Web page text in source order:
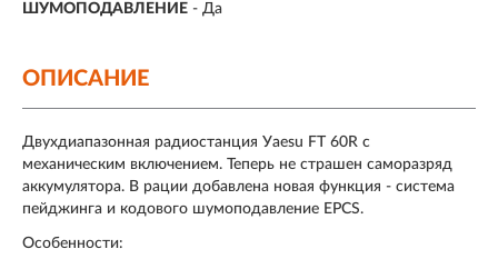
ШУМОПОДАВЛЕНИЕ - Да
ОПИСАНИЕ
Двухдиапазонная радиостанция Уaesu FT 60R с
механическим включением. Теперь не страшен саморазряд
аккумулятора. В рации добавлена новая функция - система
пейджинга и кодового шумоподавление EPCS.
Особенности: